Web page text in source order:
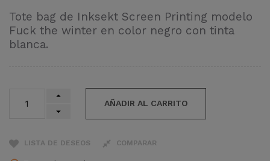
Tote bag de Inksekt Screen Printing modelo
Fuck the winter en color negro con tinta
blanca.
AÑADIR AL CARRITO
LISTA DE DESEOS COMPARAR